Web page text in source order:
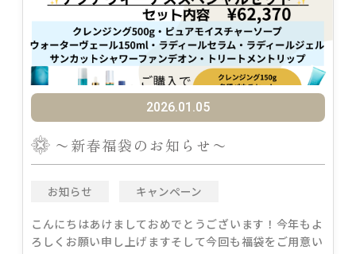
2026.01.05
〜新春福袋のお知らせ〜
お知らせ キャンペーン
こんにちはあけましておめでとうございます！今年もよ
ろしくお願い申し上げますそして今回も福袋をご用意い